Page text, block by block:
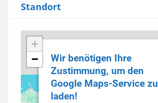
Standort
+
−
Wir benötigen Ihre
Zustimmung, um den
Google Maps-Service zu
laden!